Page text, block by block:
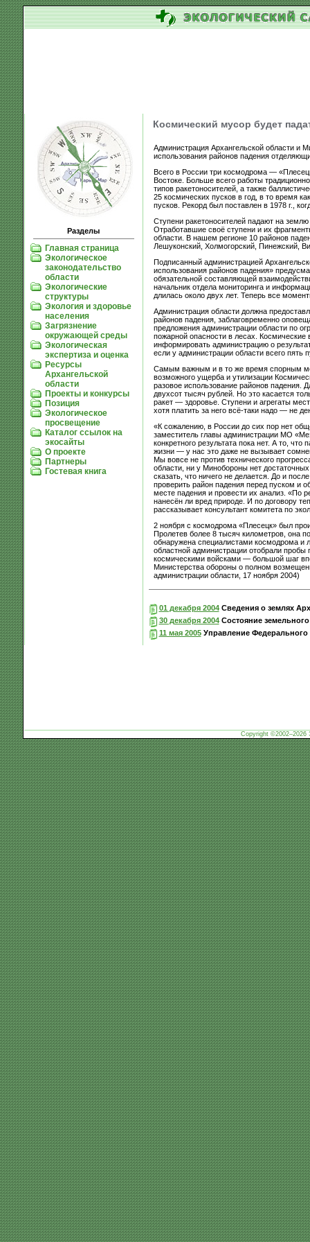
Разделы
Главная страница
Экологическое
законодательство
области
Экологические
структуры
Экология и здоровье
населения
Загрязнение
окружающей среды
Экологическая
экспертиза и оценка
Ресурсы
Архангельской
области
Проекты и конкурсы
Позиция
Экологическое
просвещение
Каталог ссылок на
экосайты
О проекте
Партнеры
Гостевая книга
Космический мусор будет
Администрация Архангельской области и
использования районов падения
Всего в России три космодрома —
Востоке. Больше всего работы
типов ракетоносителей, а также
25 космических пусков в год, в то время
пусков. Рекорд был поставлен в 1978 г.,
Ступени ракетоносителей падают на
Отработавшие своё ступени и их
области. В нашем регионе 10 районов
Лешуконский, Холмогорский, Пинежский,
Подписанный администрацией
использования районов падения»
обязательной составляющей
начальник отдела мониторинга и
длилась около двух лет. Теперь все
Администрация области должна
районов падения, заблаговременно
предложения администрации области по
пожарной опасности в лесах. Космические
информировать администрацию о
если у администрации области всего пять
Самым важным и в то же время спорным
возможного ущерба и утилизации
разовое использование районов падения.
двухсот тысяч рублей. Но это касается
ракет — здоровье. Ступени и агрегаты
хотя платить за него всё-таки надо — не
«К сожалению, в России до сих пор нет
заместитель главы администрации МО
конкретного результата пока нет. А то,
жизни — у нас это даже не вызывает
Мы вовсе не против технического
области, ни у Минобороны нет
сказать, что ничего не делается. До и
проверить район падения перед пуском и
месте падения и провести их анализ. «По
нанесён ли вред природе. И по договору
рассказывает консультант комитета по
2 ноября с космодрома «Плесецк» был
Пролетев более 8 тысяч километров, она
обнаружена специалистами космодрома и
областной администрации отобрали пробы
космическими войсками — большой шаг
Министерства обороны о полном
администрации области, 17 ноября 2004)
01 декабря 2004Сведения о землях
30 декабря 2004Состояние
11 мая 2005Управление Федерального
Copyright ©2002–2026